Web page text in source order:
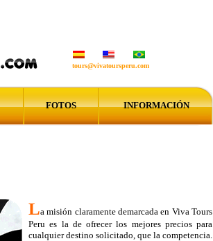
tours@vivatoursperu.com
FOTOS INFORMACIÓN
La misión claramente demarcada en Viva Tours
Peru es la de ofrecer los mejores precios para
cualquier destino solicitado, que la competencia.